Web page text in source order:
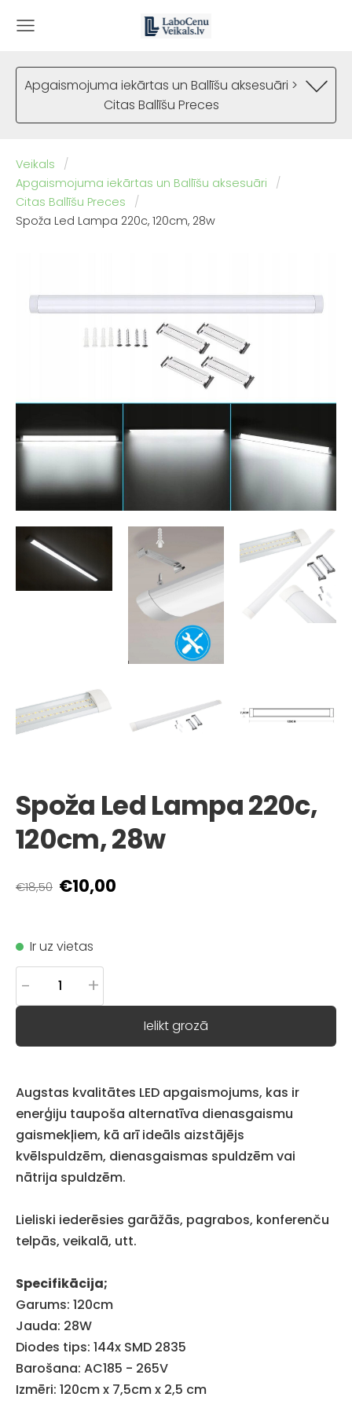
Apgaismojuma iekārtas un Ballīšu aksesuāri >
Citas Ballīšu Preces
Veikals
Apgaismojuma iekārtas un Ballīšu aksesuāri
Citas Ballīšu Preces
Spoža Led Lampa 220c, 120cm, 28w
Spoža Led Lampa 220c,
120cm, 28w
€18,50 €10,00
Ir uz vietas
- +
Ielikt grozā
Augstas kvalitātes LED apgaismojums, kas ir
enerģiju taupoša alternatīva dienasgaismu
gaismekļiem, kā arī ideāls aizstājējs
kvēlspuldzēm, dienasgaismas spuldzēm vai
nātrija spuldzēm.
Lieliski iederēsies garāžās, pagrabos, konferenču
telpās, veikalā, utt.
Specifikācija;
Garums: 120cm
Jauda: 28W
Diodes tips: 144x SMD 2835
Barošana: AC185 - 265V
Izmēri: 120cm x 7,5cm x 2,5 cm